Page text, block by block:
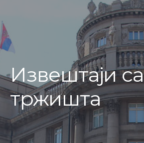
Извештаји са
тржишта